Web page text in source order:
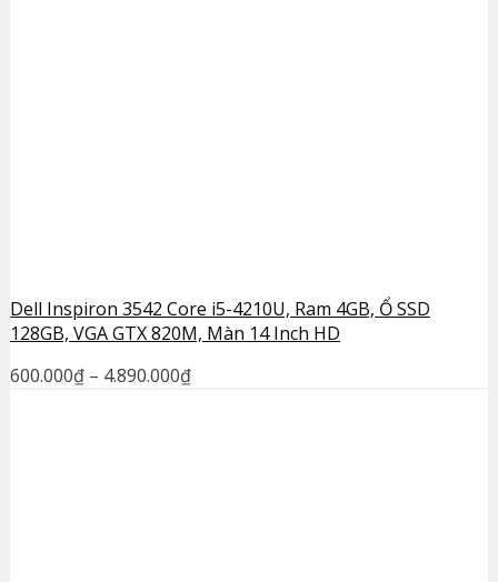
Dell Inspiron 3542 Core i5-4210U, Ram 4GB, Ổ SSD
128GB, VGA GTX 820M, Màn 14 Inch HD
600.000₫ – 4.890.000₫